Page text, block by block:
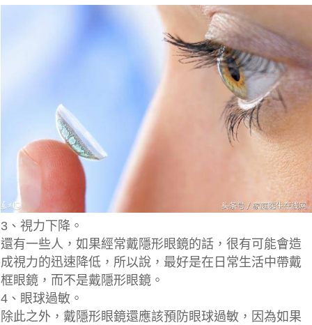
3、視力下降。
還有一些人，如果經常戴隱形眼鏡的話，很有可能會造
成視力的迅速降低，所以說，最好是在日常生活中帶戴
框眼鏡，而不是戴隱形眼鏡。
4、眼球過敏。
除此之外，戴隱形眼鏡還應該預防眼球過敏，因為如果